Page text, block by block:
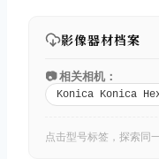
影像器材档案
📷 相关相机：
Konica Konica
点击型号标签，探索同